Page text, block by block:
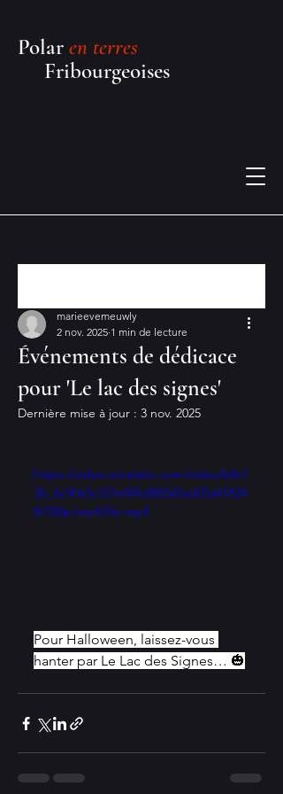
Polar en terres
Fribourgeoises
Événements de dédicace
pour 'Le lac des signes'
marieevemeuwly
2 nov. 2025 1 min de lecture
Dernière mise à jour : 3 nov. 2025
https://video.wixstatic.com/video/b8c1
3b_6c90e5c531ef49c085565ad03a41824
8/720p/mp4/file.mp4
Pour Halloween, laissez-vous
hanter par Le Lac des Signes… 🎃